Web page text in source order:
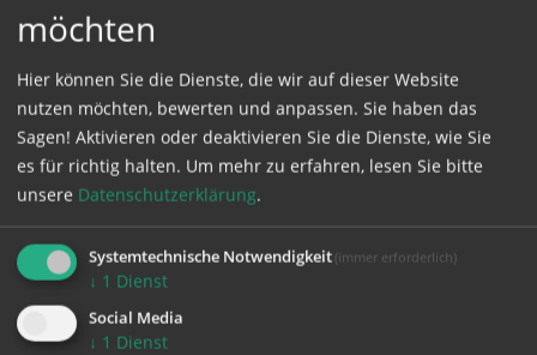
GESCHÜTZTER BEREICH
Bitte melden Sie sich mit Ihrem Benutzernamen
und Passwort an.
Benutzername
Passwort
möchten
Hier können Sie die Dienste, die wir auf dieser Website
nutzen möchten, bewerten und anpassen. Sie haben das
Sagen! Aktivieren oder deaktivieren Sie die Dienste, wie Sie
es für richtig halten. Um mehr zu erfahren, lesen Sie bitte
unsere Datenschutzerklärung.
Systemtechnische Notwendigkeit (immer erforderlich)
↓ 1 Dienst
Social Media
↓ 1 Dienst